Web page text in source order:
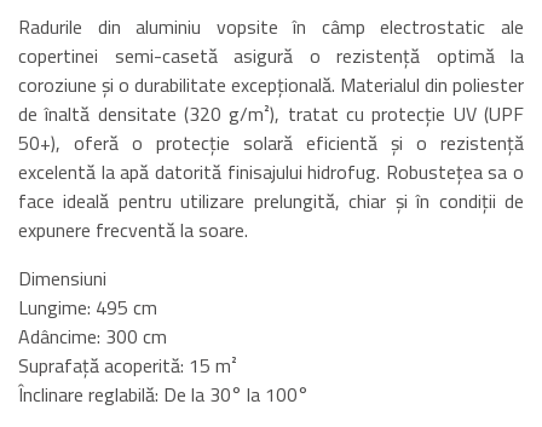
Radurile din aluminiu vopsite în câmp electrostatic ale
copertinei semi-casetă asigură o rezistență optimă la
coroziune și o durabilitate excepțională. Materialul din poliester
de înaltă densitate (320 g/m²), tratat cu protecție UV (UPF
50+), oferă o protecție solară eficientă și o rezistență
excelentă la apă datorită finisajului hidrofug. Robustețea sa o
face ideală pentru utilizare prelungită, chiar și în condiții de
expunere frecventă la soare.
Dimensiuni
Lungime: 495 cm
Adâncime: 300 cm
Suprafață acoperită: 15 m²
Înclinare reglabilă: De la 30° la 100°